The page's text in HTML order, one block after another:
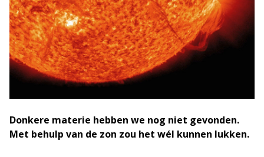
Donkere materie hebben we nog niet gevonden.
Met behulp van de zon zou het wél kunnen lukken.